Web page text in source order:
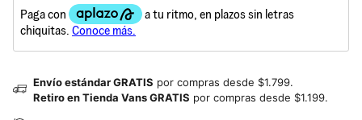
Envío estándar GRATIS por compras desde $1.799.
Retiro en Tienda Vans GRATIS por compras desde $1.199.